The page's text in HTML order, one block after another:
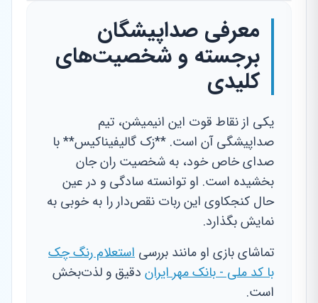
معرفی صداپیشگان
برجسته و شخصیت‌های
کلیدی
یکی از نقاط قوت این انیمیشن، تیم
صداپیشگی آن است. **زک گالیفیناکیس** با
صدای خاص خود، به شخصیت ران جان
بخشیده است. او توانسته سادگی و در عین
حال کنجکاوی این ربات نقص‌دار را به خوبی به
نمایش بگذارد.
تماشای بازی او مانند بررسی استعلام رنگ چک
با کد ملی - بانک مهر ایران دقیق و لذت‌بخش
است.